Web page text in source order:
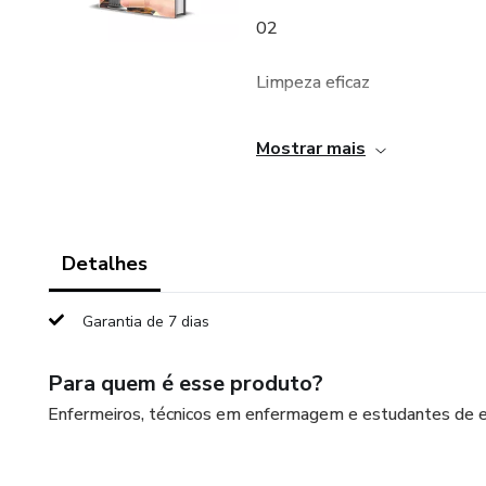
02
Limpeza eficaz
03
Mãos capacitadas
Orientação bem
Mostrar mais
Detalhes
Garantia de 7 dias
Para quem é esse produto?
Enfermeiros, técnicos em enfermagem e estudantes de